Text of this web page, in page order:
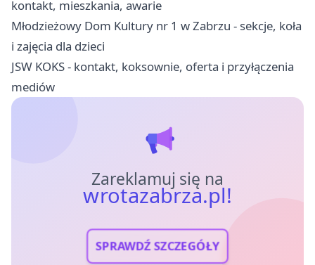
kontakt, mieszkania, awarie
Młodzieżowy Dom Kultury nr 1 w Zabrzu - sekcje, koła
i zajęcia dla dzieci
JSW KOKS - kontakt, koksownie, oferta i przyłączenia
mediów
Zareklamuj się na
wrotazabrza.pl!
SPRAWDŹ SZCZEGÓŁY